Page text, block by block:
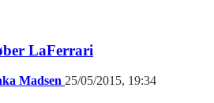
LaFerrari
Madsen 25/05/2015, 19:34